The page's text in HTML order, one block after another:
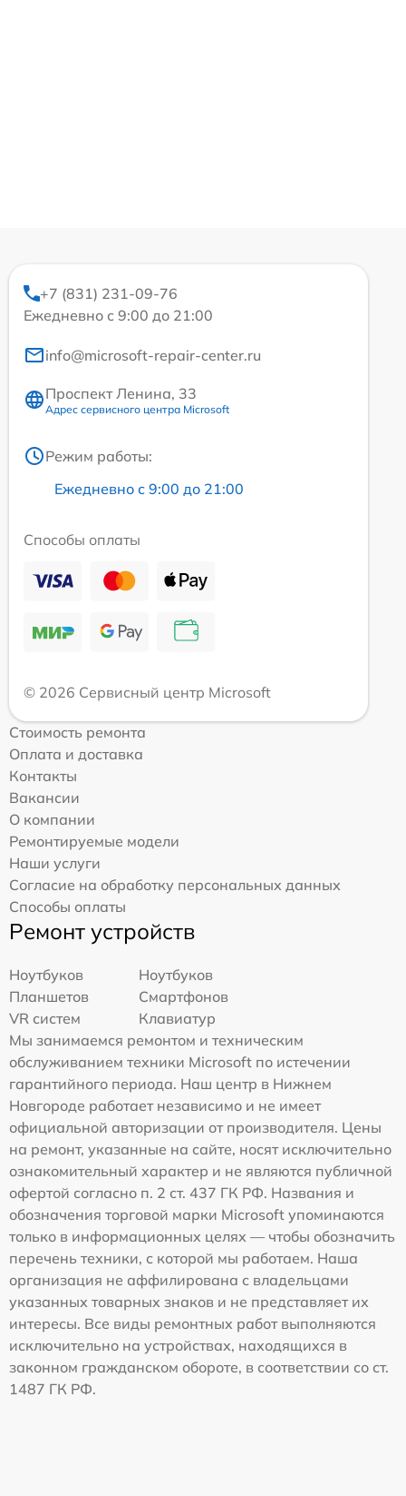
+7 (831) 231-09-76
Ежедневно с 9:00 до 21:00
info@microsoft-repair-center.ru
Проспект Ленина, 33
Адрес сервисного центра Microsoft
Режим работы:
Ежедневно с 9:00 до 21:00
Способы оплаты
© 2026 Сервисный центр Microsoft
Стоимость ремонта
Оплата и доставка
Контакты
Вакансии
О компании
Ремонтируемые модели
Наши услуги
Согласие на обработку персональных данных
Способы оплаты
Ремонт устройств
Ноутбуков
Ноутбуков
Планшетов
Смартфонов
VR систем
Клавиатур
Мы занимаемся ремонтом и техническим
обслуживанием техники Microsoft по истечении
гарантийного периода. Наш центр в Нижнем
Новгороде работает независимо и не имеет
официальной авторизации от производителя. Цены
на ремонт, указанные на сайте, носят исключительно
ознакомительный характер и не являются публичной
офертой согласно п. 2 ст. 437 ГК РФ. Названия и
обозначения торговой марки Microsoft упоминаются
только в информационных целях — чтобы обозначить
перечень техники, с которой мы работаем. Наша
организация не аффилирована с владельцами
указанных товарных знаков и не представляет их
интересы. Все виды ремонтных работ выполняются
исключительно на устройствах, находящихся в
законном гражданском обороте, в соответствии со ст.
1487 ГК РФ.